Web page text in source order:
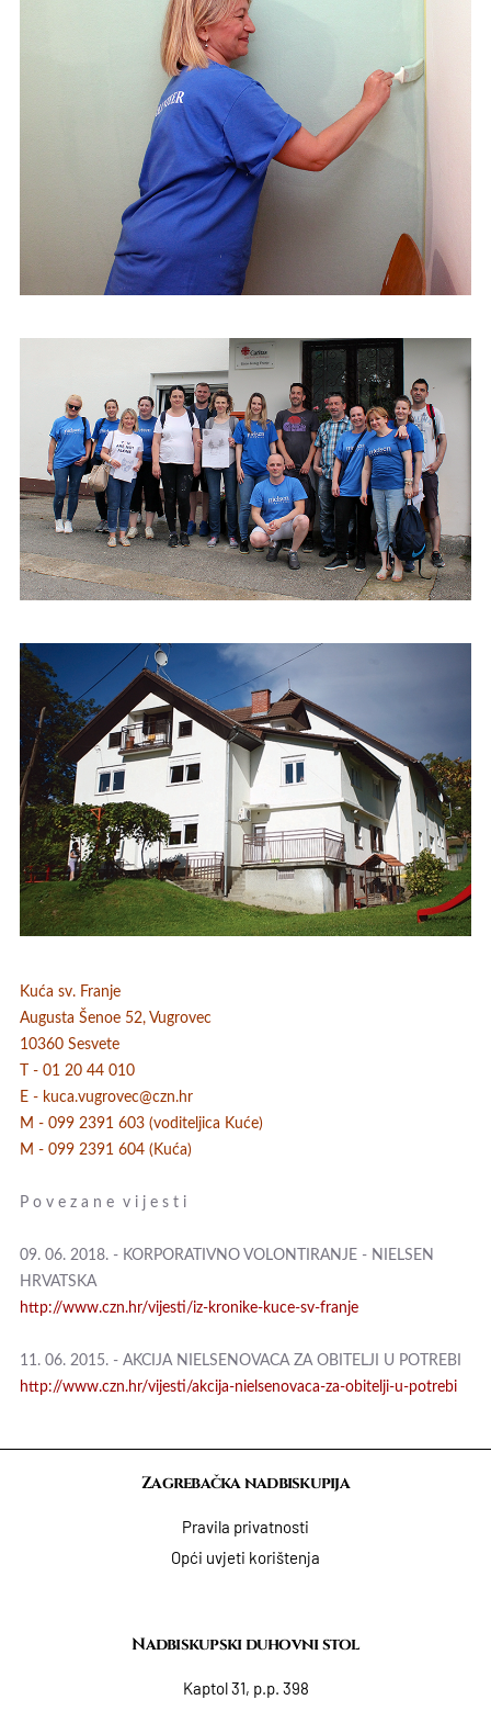
Kuća sv. Franje
Augusta Šenoe 52, Vugrovec
10360 Sesvete
T - 01 20 44 010
E - kuca.vugrovec@czn.hr
M - 099 2391 603 (voditeljica Kuće)
M - 099 2391 604 (Kuća)
P o v e z a n e v i j e s t i
09. 06. 2018. - KORPORATIVNO VOLONTIRANJE - NIELSEN
HRVATSKA
http://www.czn.hr/vijesti/iz-kronike-kuce-sv-franje
11. 06. 2015. - AKCIJA NIELSENOVACA ZA OBITELJI U POTREBI
http://www.czn.hr/vijesti/akcija-nielsenovaca-za-obitelji-u-potrebi
Zagrebačka nadbiskupija
Pravila privatnosti
Opći uvjeti korištenja
Nadbiskupski duhovni stol
Kaptol 31, p.p. 398